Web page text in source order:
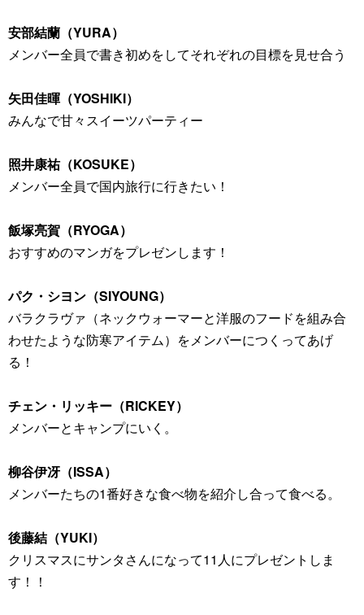
安部結蘭（YURA）
メンバー全員で書き初めをしてそれぞれの目標を見せ合う
矢田佳暉（YOSHIKI）
みんなで甘々スイーツパーティー
照井康祐（KOSUKE）
メンバー全員で国内旅行に行きたい！
飯塚亮賀（RYOGA）
おすすめのマンガをプレゼンします！
パク・シヨン（SIYOUNG）
バラクラヴァ（ネックウォーマーと洋服のフードを組み合
わせたような防寒アイテム）をメンバーにつくってあげ
る！
チェン・リッキー（RICKEY）
メンバーとキャンプにいく。
柳谷伊冴（ISSA）
メンバーたちの1番好きな食べ物を紹介し合って食べる。
後藤結（YUKI）
クリスマスにサンタさんになって11人にプレゼントしま
す！！